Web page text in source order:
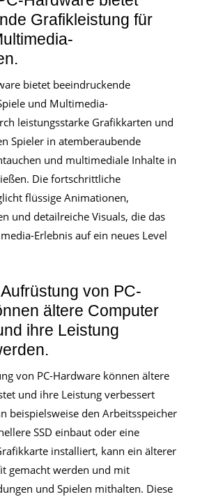
Grafikleistung für
bietet beeindruckende
und Multimedia-
leistungsstarke Grafikkarten und
Spieler in atemberaubende
und multimediale Inhalte in
Die fortschrittliche
flüssige Animationen,
und detailreiche Visuals, die das
Erlebnis auf ein neues Level
von PC-
ältere Computer
ihre Leistung
von PC-Hardware können ältere
und ihre Leistung verbessert
beispielsweise den Arbeitsspeicher
SSD einbaut oder eine
installiert, kann ein älterer
gemacht werden und mit
und Spielen mithalten. Diese